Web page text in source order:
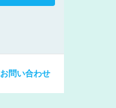
お問い合わせ